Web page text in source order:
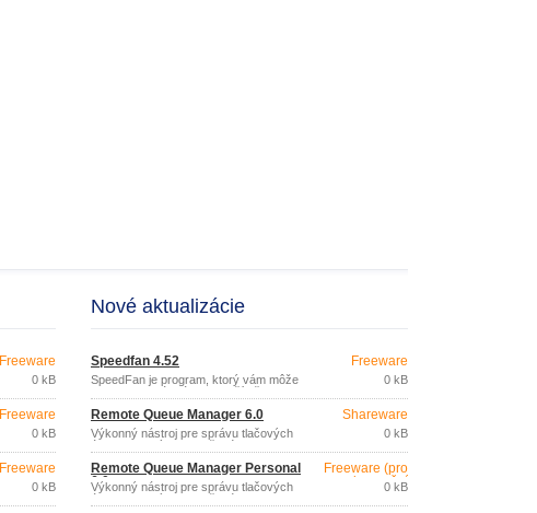
Freeware
0 kB
Freeware
0 kB
Freeware
0 kB
Nové aktualizácie
Speedfan 4.52
SpeedFan je program, ktorý vám môže
zaistiť pokojnú prácu na počítači. S jeho
pomocou môžete znížiť hluk z vetrákov,
ktoré spôsobuje ventilátor v počítači.
Freeware
0 kB
Remote Queue Manager 6.0
Výkonný nástroj pre správu tlačových
úloh odoslaných do tlačového frontu.
Shareware
0 kB
Remote Queue Manager Personal
6.0
Výkonný nástroj pre správu tlačových
úloh odoslaných do tlačového frontu.
Freeware (pro
nekomerční
účely)
0 kB